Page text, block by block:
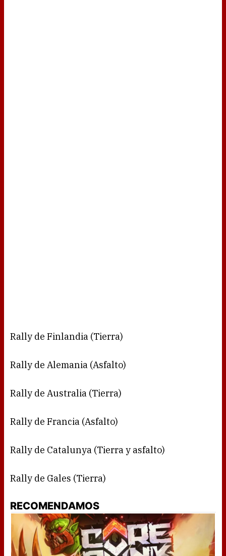
Rally de Finlandia (Tierra)
Rally de Alemania (Asfalto)
Rally de Australia (Tierra)
Rally de Francia (Asfalto)
Rally de Catalunya (Tierra y asfalto)
Rally de Gales (Tierra)
RECOMENDAMOS